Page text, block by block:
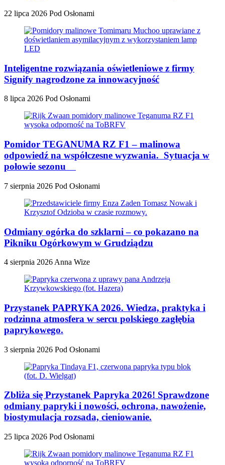
22 lipca 2026 Pod Osłonami
Inteligentne rozwiązania oświetleniowe z firmy
Signify nagrodzone za innowacyjność
8 lipca 2026 Pod Osłonami
Pomidor TEGANUMA RZ F1 – malinowa
odpowiedź na współczesne wyzwania. Sytuacja w
połowie sezonu
7 sierpnia 2026 Pod Osłonami
Odmiany ogórka do szklarni – co pokazano na
Pikniku Ogórkowym w Grudziądzu
4 sierpnia 2026 Anna Wize
Przystanek PAPRYKA 2026. Wiedza, praktyka i
rodzinna atmosfera w sercu polskiego zagłębia
paprykowego.
3 sierpnia 2026 Pod Osłonami
Zbliża się Przystanek Papryka 2026! Sprawdzone
odmiany papryki i nowości, ochrona, nawożenie,
biostymulacja rozsada, cieniowanie.
25 lipca 2026 Pod Osłonami